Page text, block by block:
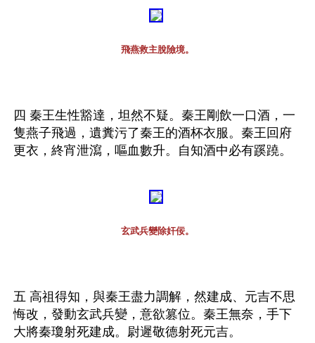
飛燕救主脫險境。
四 秦王生性豁達，坦然不疑。秦王剛飲一口酒，一
隻燕子飛過，遺糞污了秦王的酒杯衣服。秦王回府
更衣，終宵泄瀉，嘔血數升。自知酒中必有蹊蹺。
玄武兵變除奸佞。
五 高祖得知，與秦王盡力調解，然建成、元吉不思
悔改，發動玄武兵變，意欲篡位。秦王無奈，手下
大將秦瓊射死建成。尉遲敬德射死元吉。